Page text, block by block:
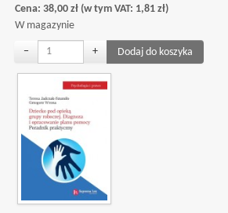
Cena: 38,00 zł (w tym VAT: 1,81 zł)
W magazynie
− +